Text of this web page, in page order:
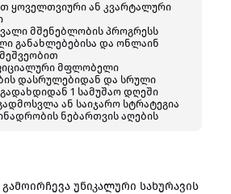
ყოველთვიური ან კვარტალური
მშენებლობის პროგრესს
განახლებებისა და ონლაინ
მფლობელი
დასრულებიდან და სრული
1 სამუშაო დღეში
ან საიჯარო სტრატეგია
ნებართვის აღების
უნიკალური სახურავის